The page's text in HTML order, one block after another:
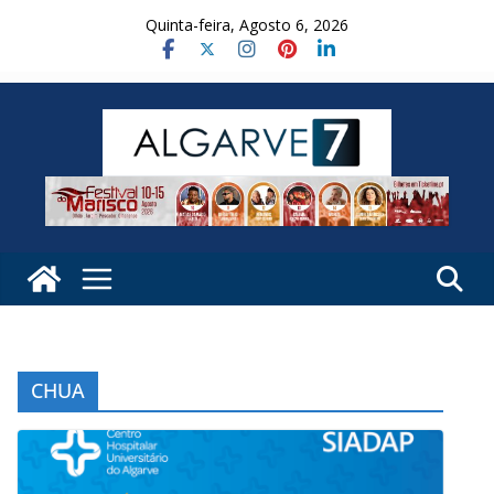
Quinta-feira, Agosto 6, 2026
CHUA